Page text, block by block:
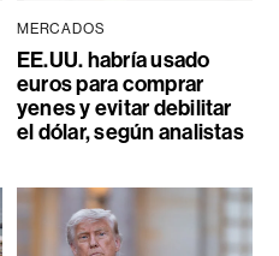
MERCADOS
EE.UU. habría usado
euros para comprar
yenes y evitar debilitar
el dólar, según analistas